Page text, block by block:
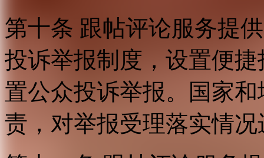
第十条 跟帖评论服务提
投诉举报制度，设置便
置公众投诉举报。国家
责，对举报受理落实情